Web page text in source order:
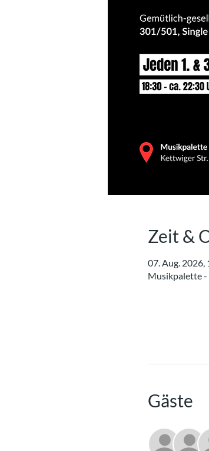
Zeit &
07. Aug. 2026,
Musikpalette -
Gäste